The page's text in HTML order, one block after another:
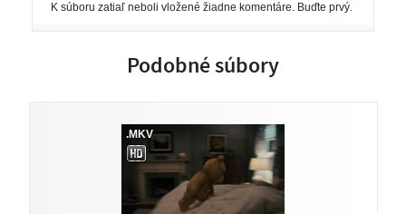
K súboru zatiaľ neboli vložené žiadne komentáre. Buďte prvý.
Podobné súbory
.MKV